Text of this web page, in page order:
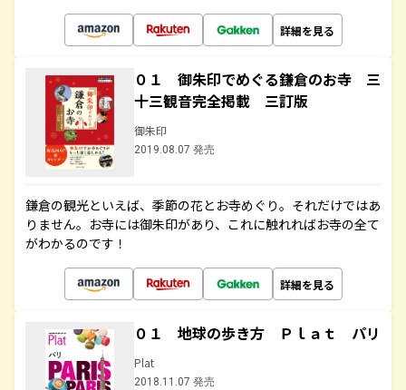
詳細を見る
０１ 御朱印でめぐる鎌倉のお寺 三
十三観音完全掲載 三訂版
御朱印
2019.08.07 発売
鎌倉の観光といえば、季節の花とお寺めぐり。それだけではあ
りません。お寺には御朱印があり、これに触れればお寺の全て
がわかるのです！
詳細を見る
０１ 地球の歩き方 Ｐｌａｔ パリ
Plat
2018.11.07 発売